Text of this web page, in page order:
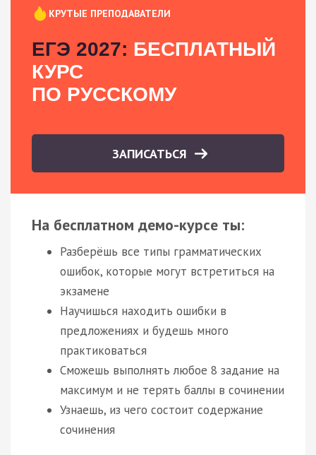
КРУТЫЕ ПРЕПОДАВАТЕЛИ
ЕГЭ 2027: БЕСПЛАТНЫЙ
КУРС
ПО РУССКОМУ
ЗАПИСАТЬСЯ
На бесплатном демо-курсе ты:
Разберёшь все типы грамматических
ошибок, которые могут встретиться на
экзамене
Научишься находить ошибки в
предложениях и будешь много
практиковаться
Сможешь выполнять любое 8 задание на
максимум и не терять баллы в сочинении
Узнаешь, из чего состоит содержание
сочинения